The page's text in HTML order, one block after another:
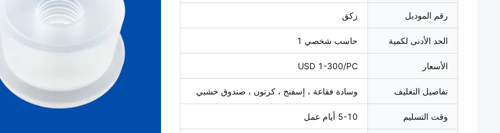
رقم الموديل زكق
الحد الأدنى لكمية حاسب شخصي 1
الأسعار USD 1-300/PC
تفاصيل التغليف وسادة فقاعة ، إسفنج ، كرتون ، صندوق خشبي
وقت التسليم 5-10 أيام عمل